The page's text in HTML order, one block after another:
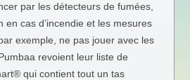
par les détecteurs de fumées,
en cas d’incendie et les mesures
exemple, ne pas jouer avec les
revoient leur liste de
qui contient tout un tas